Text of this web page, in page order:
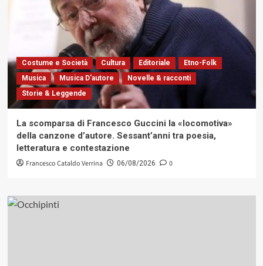
Costume e Società Cultura Editoriale
Etno-Folk
Musica
Musica D'autore
Novelle & racconti
Storie & Leggende
La scomparsa di Francesco Guccini la «locomotiva»
della canzone d’autore. Sessant’anni tra poesia,
letteratura e contestazione
Francesco Cataldo Verrina 06/08/2026 0